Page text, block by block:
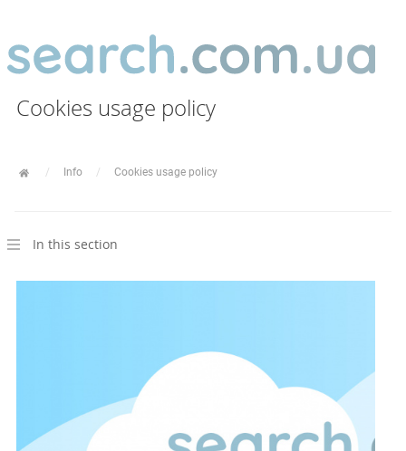
Cookies usage policy
Info Cookies usage policy
In this section